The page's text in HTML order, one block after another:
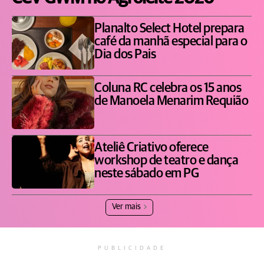
Planalto Select Hotel prepara
café da manhã especial para o
Dia dos Pais
Coluna RC celebra os 15 anos
de Manoela Menarim Requião
Ateliê Criativo oferece
workshop de teatro e dança
neste sábado em PG
Ver mais
PUBLICIDADE